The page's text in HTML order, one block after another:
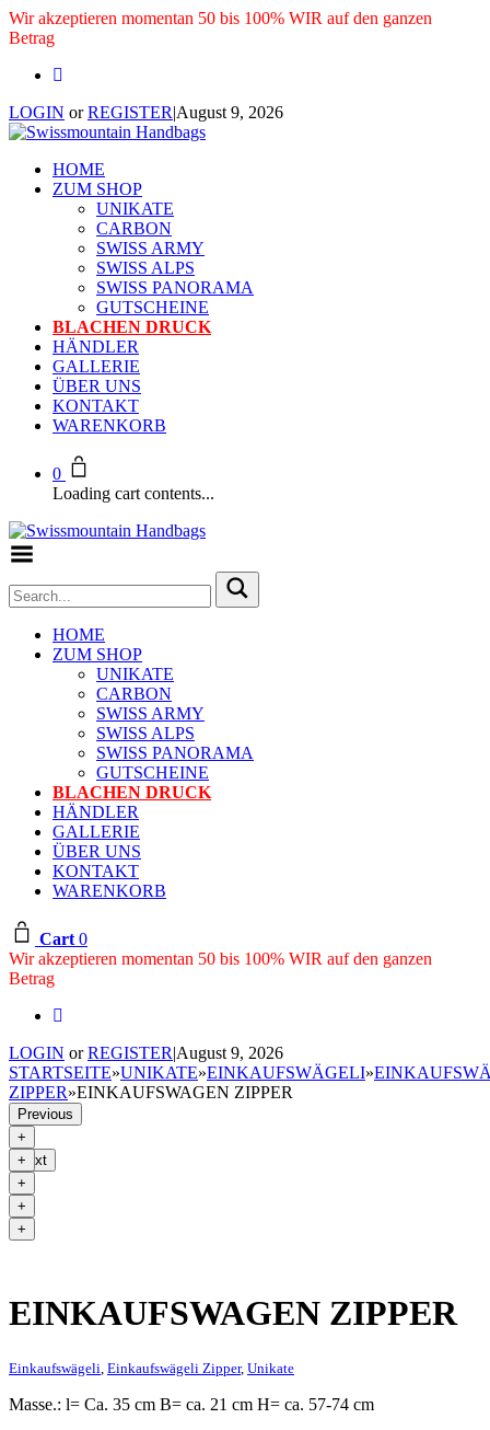
Wir akzeptieren momentan 50 bis 100% WIR auf den ganzen
Betrag
LOGIN orREGISTER|August 9, 2026
HOME
ZUM SHOP
UNIKATE
CARBON
SWISS ARMY
SWISS ALPS
SWISS PANORAMA
GUTSCHEINE
BLACHEN DRUCK
HÄNDLER
GALLERIE
ÜBER UNS
KONTAKT
WARENKORB
0
Loading cart contents...
HOME
ZUM SHOP
UNIKATE
CARBON
SWISS ARMY
SWISS ALPS
SWISS PANORAMA
GUTSCHEINE
BLACHEN DRUCK
HÄNDLER
GALLERIE
ÜBER UNS
KONTAKT
WARENKORB
Cart 0
Wir akzeptieren momentan 50 bis 100% WIR auf den ganzen
Betrag
LOGIN orREGISTER|August 9, 2026
STARTSEITE»UNIKATE»EINKAUFSWÄGELI»
ZIPPER»EINKAUFSWAGEN ZIPPER
Previous
Next
EINKAUFSWAGEN ZIPPER
Einkaufswägeli Einkaufswägeli Zipper, Unikate
Masse.: l= Ca. 35 cm B= ca. 21 cm H= ca. 57-74 cm